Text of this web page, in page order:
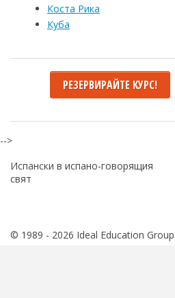
Коста Рика
Куба
РЕЗЕРВИРАЙТЕ КУРС!
-->
Испански в испано-говорящия
свят
© 1989 - 2026 Ideal Education